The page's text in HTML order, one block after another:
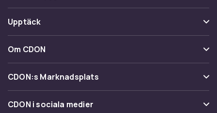
Spåra paket
Ångra & Returnera här
Kundservice
Betalning
Leverans
Återkallelser
Upptäck
Kategorier
Varumärken
Shopit.se
Om CDON
Om oss
Kundrecensioner
CDON:s Marknadsplats
Sälj på CDON
CDON i sociala medier